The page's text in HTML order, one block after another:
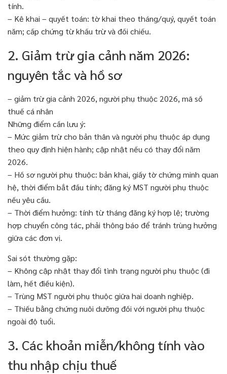
tính.
– Kê khai – quyết toán: tờ khai theo tháng/quý, quyết toán
năm; cấp chứng từ khấu trừ và đối chiếu.
2. Giảm trừ gia cảnh năm 2026:
nguyên tắc và hồ sơ
– giảm trừ gia cảnh 2026, người phụ thuộc 2026, mã số
thuế cá nhân
Những điểm cần lưu ý:
– Mức giảm trừ cho bản thân và người phụ thuộc áp dụng
theo quy định hiện hành; cập nhật nếu có thay đổi năm
2026.
– Hồ sơ người phụ thuộc: bản khai, giấy tờ chứng minh quan
hệ, thời điểm bắt đầu tính; đăng ký MST người phụ thuộc
nếu yêu cầu.
– Thời điểm hưởng: tính từ tháng đăng ký hợp lệ; trường
hợp chuyển công tác, phải thông báo để tránh trùng hưởng
giữa các đơn vị.
Sai sót thường gặp:
– Không cập nhật thay đổi tình trạng người phụ thuộc (đi
làm, hết điều kiện).
– Trùng MST người phụ thuộc giữa hai doanh nghiệp.
– Thiếu bằng chứng nuôi dưỡng đối với người phụ thuộc
ngoài độ tuổi.
3. Các khoản miễn/không tính vào
thu nhập chịu thuế